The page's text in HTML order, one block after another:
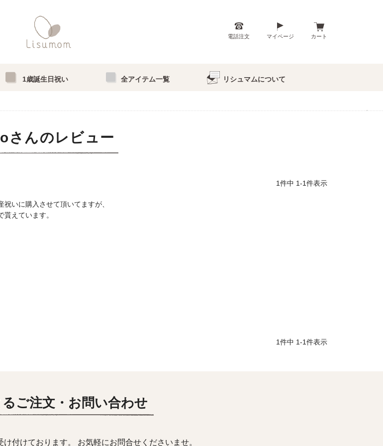
電話注文 マイページ カート
1歳誕生日祝い 全アイテム一覧 リシュマムについて
さんのレビュー
1件中 1-1件表示
祝いに購入させて頂いてますが、
1件中 1-1件表示
ご注文・お問い合わせ
付けております。 お気軽にお問合せくださいませ。